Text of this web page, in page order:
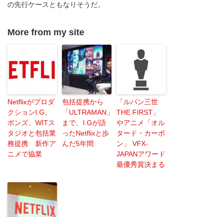
の先行ケースともなりそうだ。
More from my site
Netflixがプロダ
クションI.G、
ボンズ、WITス
タジオと包括業
務提携 新作ア
ニメで協業
包括提携から
「ULTRAMAN」
まで、I.Gが語
ったNetflixと歩
んだ5年間
「ルパン三世
THE FIRST」
やアニメ「オル
タード・カーボ
ン」 VFX-
JAPANアワード
最優秀賞決まる